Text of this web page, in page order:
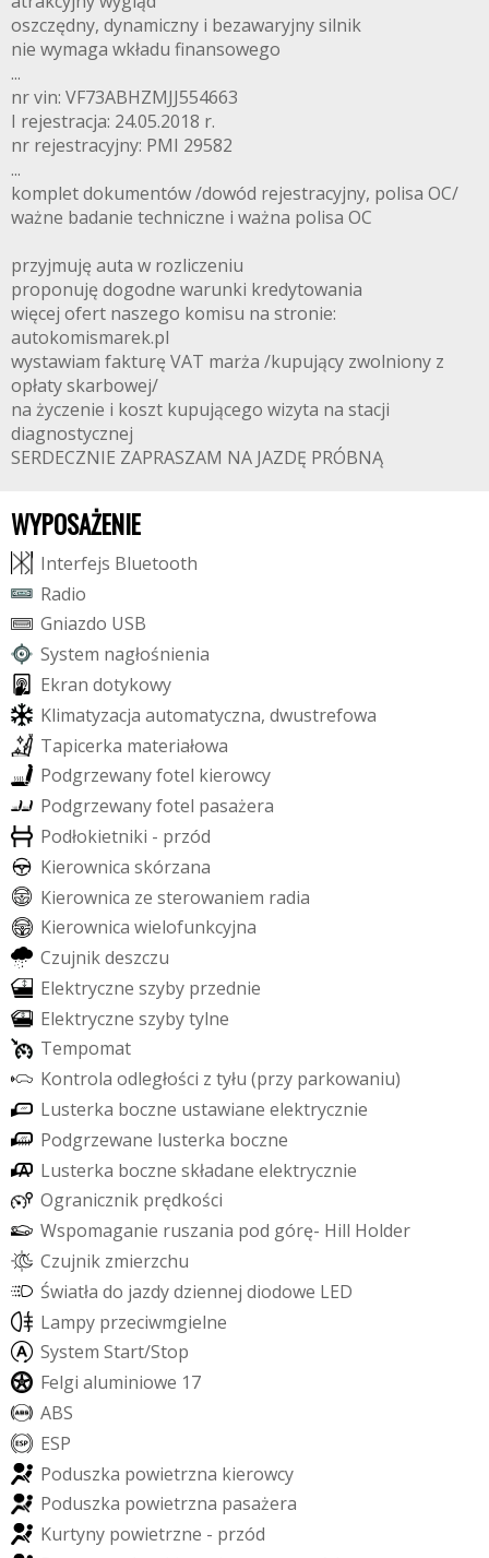
oszczędny, dynamiczny i bezawaryjny silnik
nie wymaga wkładu finansowego
...
nr vin: VF73ABHZMJJ554663
I rejestracja: 24.05.2018 r.
nr rejestracyjny: PMI 29582
...
komplet dokumentów /dowód rejestracyjny, polisa OC/
ważne badanie techniczne i ważna polisa OC
przyjmuję auta w rozliczeniu
proponuję dogodne warunki kredytowania
więcej ofert naszego komisu na stronie:
autokomismarek.pl
wystawiam fakturę VAT marża /kupujący zwolniony z
opłaty skarbowej/
na życzenie i koszt kupującego wizyta na stacji
diagnostycznej
SERDECZNIE ZAPRASZAM NA JAZDĘ PRÓBNĄ
WYPOSAŻENIE
Interfejs Bluetooth
Radio
Gniazdo USB
System nagłośnienia
Ekran dotykowy
Klimatyzacja automatyczna, dwustrefowa
Tapicerka materiałowa
Podgrzewanyfotel kierowcy
Podgrzewanyfotel pasażera
Podłokietniki - przód
Kierownica skórzana
Kierownica ze sterowaniem radia
Kierownica wielofunkcyjna
Czujnikdeszczu
Elektryczne szyby przednie
Elektryczne szybytylne
Tempomat
Kontrola odległości z tyłu (przy parkowaniu)
Lusterka boczne ustawiane elektrycznie
Podgrzewane lusterka boczne
Lusterka boczne składane elektrycznie
Ogranicznik prędkości
Wspomaganie ruszania pod górę- Hill Holder
Czujnik zmierzchu
Światła do jazdydziennej diodowe LED
Lampy przeciwmgielne
System Start/Stop
Felgi aluminiowe 17
ABS
ESP
Poduszka powietrzna kierowcy
Poduszka powietrzna pasażera
Kurtyny powietrzne - przód